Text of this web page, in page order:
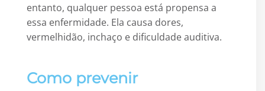
entanto, qualquer pessoa está propensa a
essa enfermidade. Ela causa dores,
vermelhidão, inchaço e dificuldade auditiva.
Como prevenir